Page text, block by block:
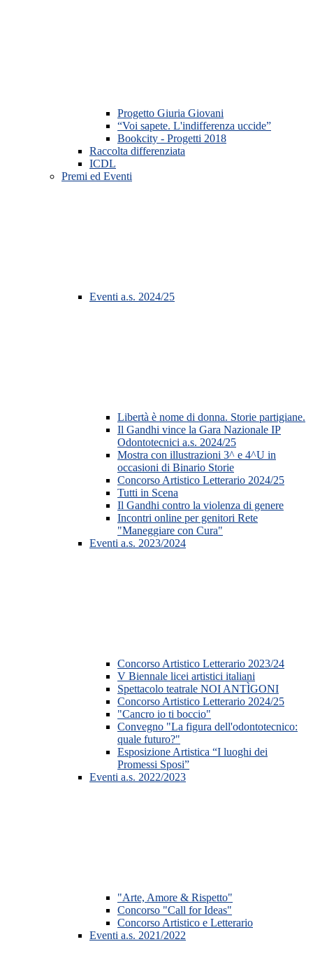
Progetto Giuria Giovani
“Voi sapete. L'indifferenza uccide”
Bookcity - Progetti 2018
Raccolta differenziata
ICDL
Premi ed Eventi
Eventi a.s. 2024/25
Libertà è nome di donna. Storie partigiane.
Il Gandhi vince la Gara Nazionale IP
Odontotecnici a.s. 2024/25
Mostra con illustrazioni 3^ e 4^U in
occasioni di Binario Storie
Concorso Artistico Letterario 2024/25
Tutti in Scena
Il Gandhi contro la violenza di genere
Incontri online per genitori Rete
"Maneggiare con Cura"
Eventi a.s. 2023/2024
Concorso Artistico Letterario 2023/24
V Biennale licei artistici italiani
Spettacolo teatrale NOI ANTÌGONI
Concorso Artistico Letterario 2024/25
"Cancro io ti boccio"
Convegno "La figura dell'odontotecnico:
quale futuro?"
Esposizione Artistica “I luoghi dei
Promessi Sposi”
Eventi a.s. 2022/2023
"Arte, Amore & Rispetto"
Concorso "Call for Ideas"
Concorso Artistico e Letterario
Eventi a.s. 2021/2022